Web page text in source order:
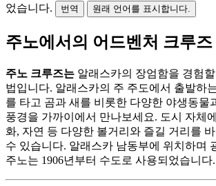
었습니다.
번역 원래 언어를 표시합니다.
주노에서의 어드벤처 크루즈
주노 크루즈는 알래스카의 장엄함을 경험
법입니다. 알래스카의 주 주도에서 출발하
를 타고 곰과 새를 비롯한 다양한 야생동물
풍경을 가까이에서 만나보세요. 도시 자체
화, 자연 등 다양한 볼거리와 즐길 거리를
수 있습니다. 알래스카 남동부에 위치하며
주노는 1906년부터 수도로 사용되었습니다.